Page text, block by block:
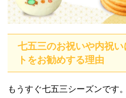
七五三のお祝いや内祝
トをお勧めする理由
もうすぐ七五三シーズンです。